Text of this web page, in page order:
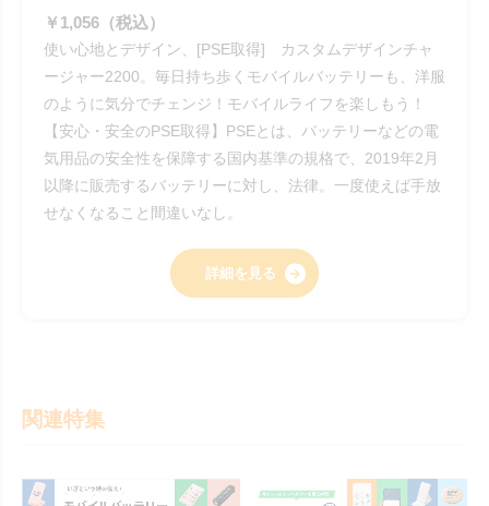
￥1,056（税込）
使い心地とデザイン、[PSE取得] カスタムデザインチャ
ージャー2200。毎日持ち歩くモバイルバッテリーも、洋服
のように気分でチェンジ！モバイルライフを楽しもう！
【安心・安全のPSE取得】PSEとは、バッテリーなどの電
気用品の安全性を保障する国内基準の規格で、2019年2月
以降に販売するバッテリーに対し、法律。一度使えば手放
せなくなること間違いなし。
詳細を見る
関連特集